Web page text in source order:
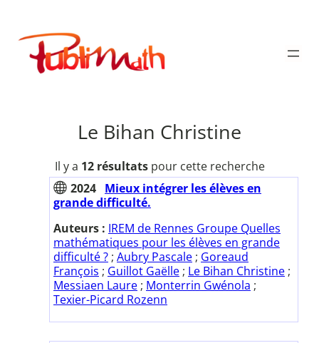
contenu
Publimath
Le Bihan Christine
Il y a 12 résultatspour cette recherche
2024 Mieux intégrer les élèves en
grande difficulté.
Auteurs : IREM de Rennes Groupe Quelles
mathématiques pour les élèves en grande
difficulté ? ; Aubry Pascale ; Goreaud
François ; Guillot Gaëlle ; Le Bihan Christine ;
Messiaen Laure ; Monterrin Gwénola ;
Texier-Picard Rozenn